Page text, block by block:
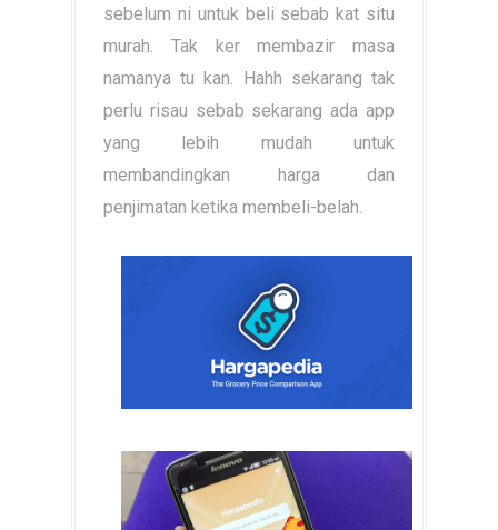
sebelum ni untuk beli sebab kat situ
murah. Tak ker membazir masa
namanya tu kan. Hahh sekarang tak
perlu risau sebab sekarang ada app
yang lebih mudah untuk
membandingkan harga dan
penjimatan ketika membeli-belah.